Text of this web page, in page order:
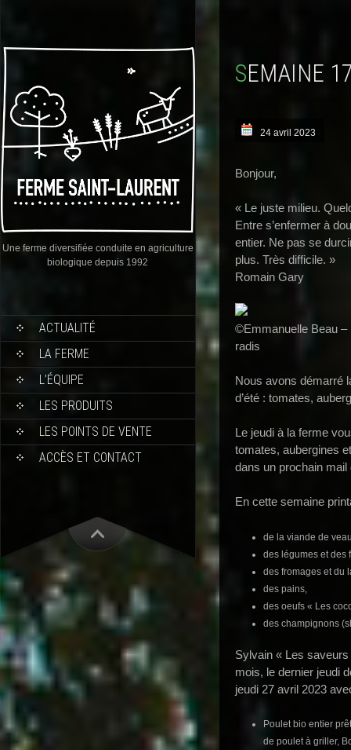
Une ferme diversifiée conduite en agriculture
biologique depuis 1992
ACTUALITÉ
LA FERME
L’ÉQUIPE
LES PRODUITS
LES POINTS DE VENTE
ACCÈS ET CONTACT
SEMAINE
24 avril 2023
Bonjour,
« Le juste milieu.
Entre s’enfermer à
entier. Ne pas se
plus. Très difficile. »
Romain Gary
©Emmanuelle Beau –
radis
Nous avons démarré
d’été : tomates,
Le jeudi à la ferme
tomates, aubergines
dans un prochain mail
En cette semaine
de la viande de
des légumes et des
des fromages et du
des pains,
des oeufs « Les
des champignons
Sylvain « Les
mois, le dernier jeudi
jeudi 27 avril 2023
Poulet bio entier
de poulet à griller,